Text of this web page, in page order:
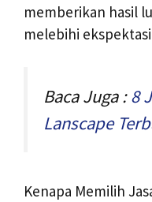
memberikan hasil
melebihi
Baca Juga :8
Lanscape
Kenapa Memilih